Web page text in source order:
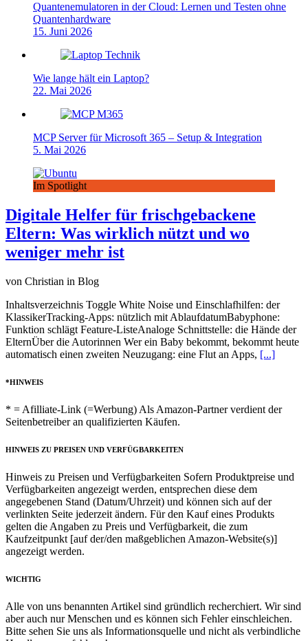
Quantenemulatoren in der Cloud: Lernen und Testen ohne
Quantenhardware
15. Juni 2026
Wie lange hält ein Laptop?
22. Mai 2026
MCP Server für Microsoft 365 – Setup & Integration
5. Mai 2026
Im Spotlight
Digitale Helfer für frischgebackene
Eltern: Was wirklich nützt und wo
weniger mehr ist
von Christian in Blog
Inhaltsverzeichnis Toggle White Noise und Einschlafhilfen: der
KlassikerTracking-Apps: nützlich mit AblaufdatumBabyphone:
Funktion schlägt Feature-ListeAnaloge Schnittstelle: die Hände der
ElternÜber die Autorinnen Wer ein Baby bekommt, bekommt heute
automatisch einen zweiten Neuzugang: eine Flut an Apps, [...]
*HINWEIS
* = Afilliate-Link (=Werbung) Als Amazon-Partner verdient der
Seitenbetreiber an qualifizierten Käufen.
HINWEIS ZU PREISEN UND VERFÜGBARKEITEN
Hinweis zu Preisen und Verfügbarkeiten Sofern Produktpreise und
Verfügbarkeiten angezeigt werden, entsprechen diese dem
angegebenen Stand (Datum/Uhrzeit) und können sich auf der
verlinkten Seite jederzeit ändern. Für den Kauf eines Produkts
gelten die Angaben zu Preis und Verfügbarkeit, die zum
Kaufzeitpunkt [auf der/den maßgeblichen Amazon-Website(s)]
angezeigt werden.
WICHTIG
Alle von uns benannten Artikel sind gründlich recherchiert. Wir sind
aber auch nur Menschen und es können sich Fehler einschleichen.
Bitte sehen Sie uns als Informationsquelle und nicht als verbindliche